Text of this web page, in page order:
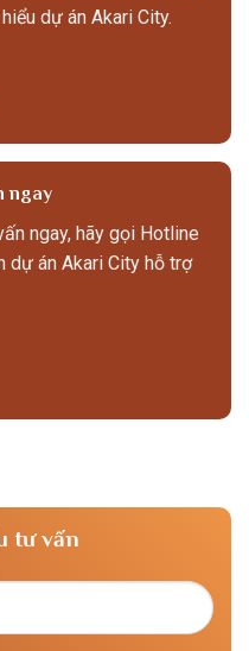
dự án Akari City.
ngay
ngay, hãy gọi Hotline
dự án Akari City hỗ trợ
tư vấn